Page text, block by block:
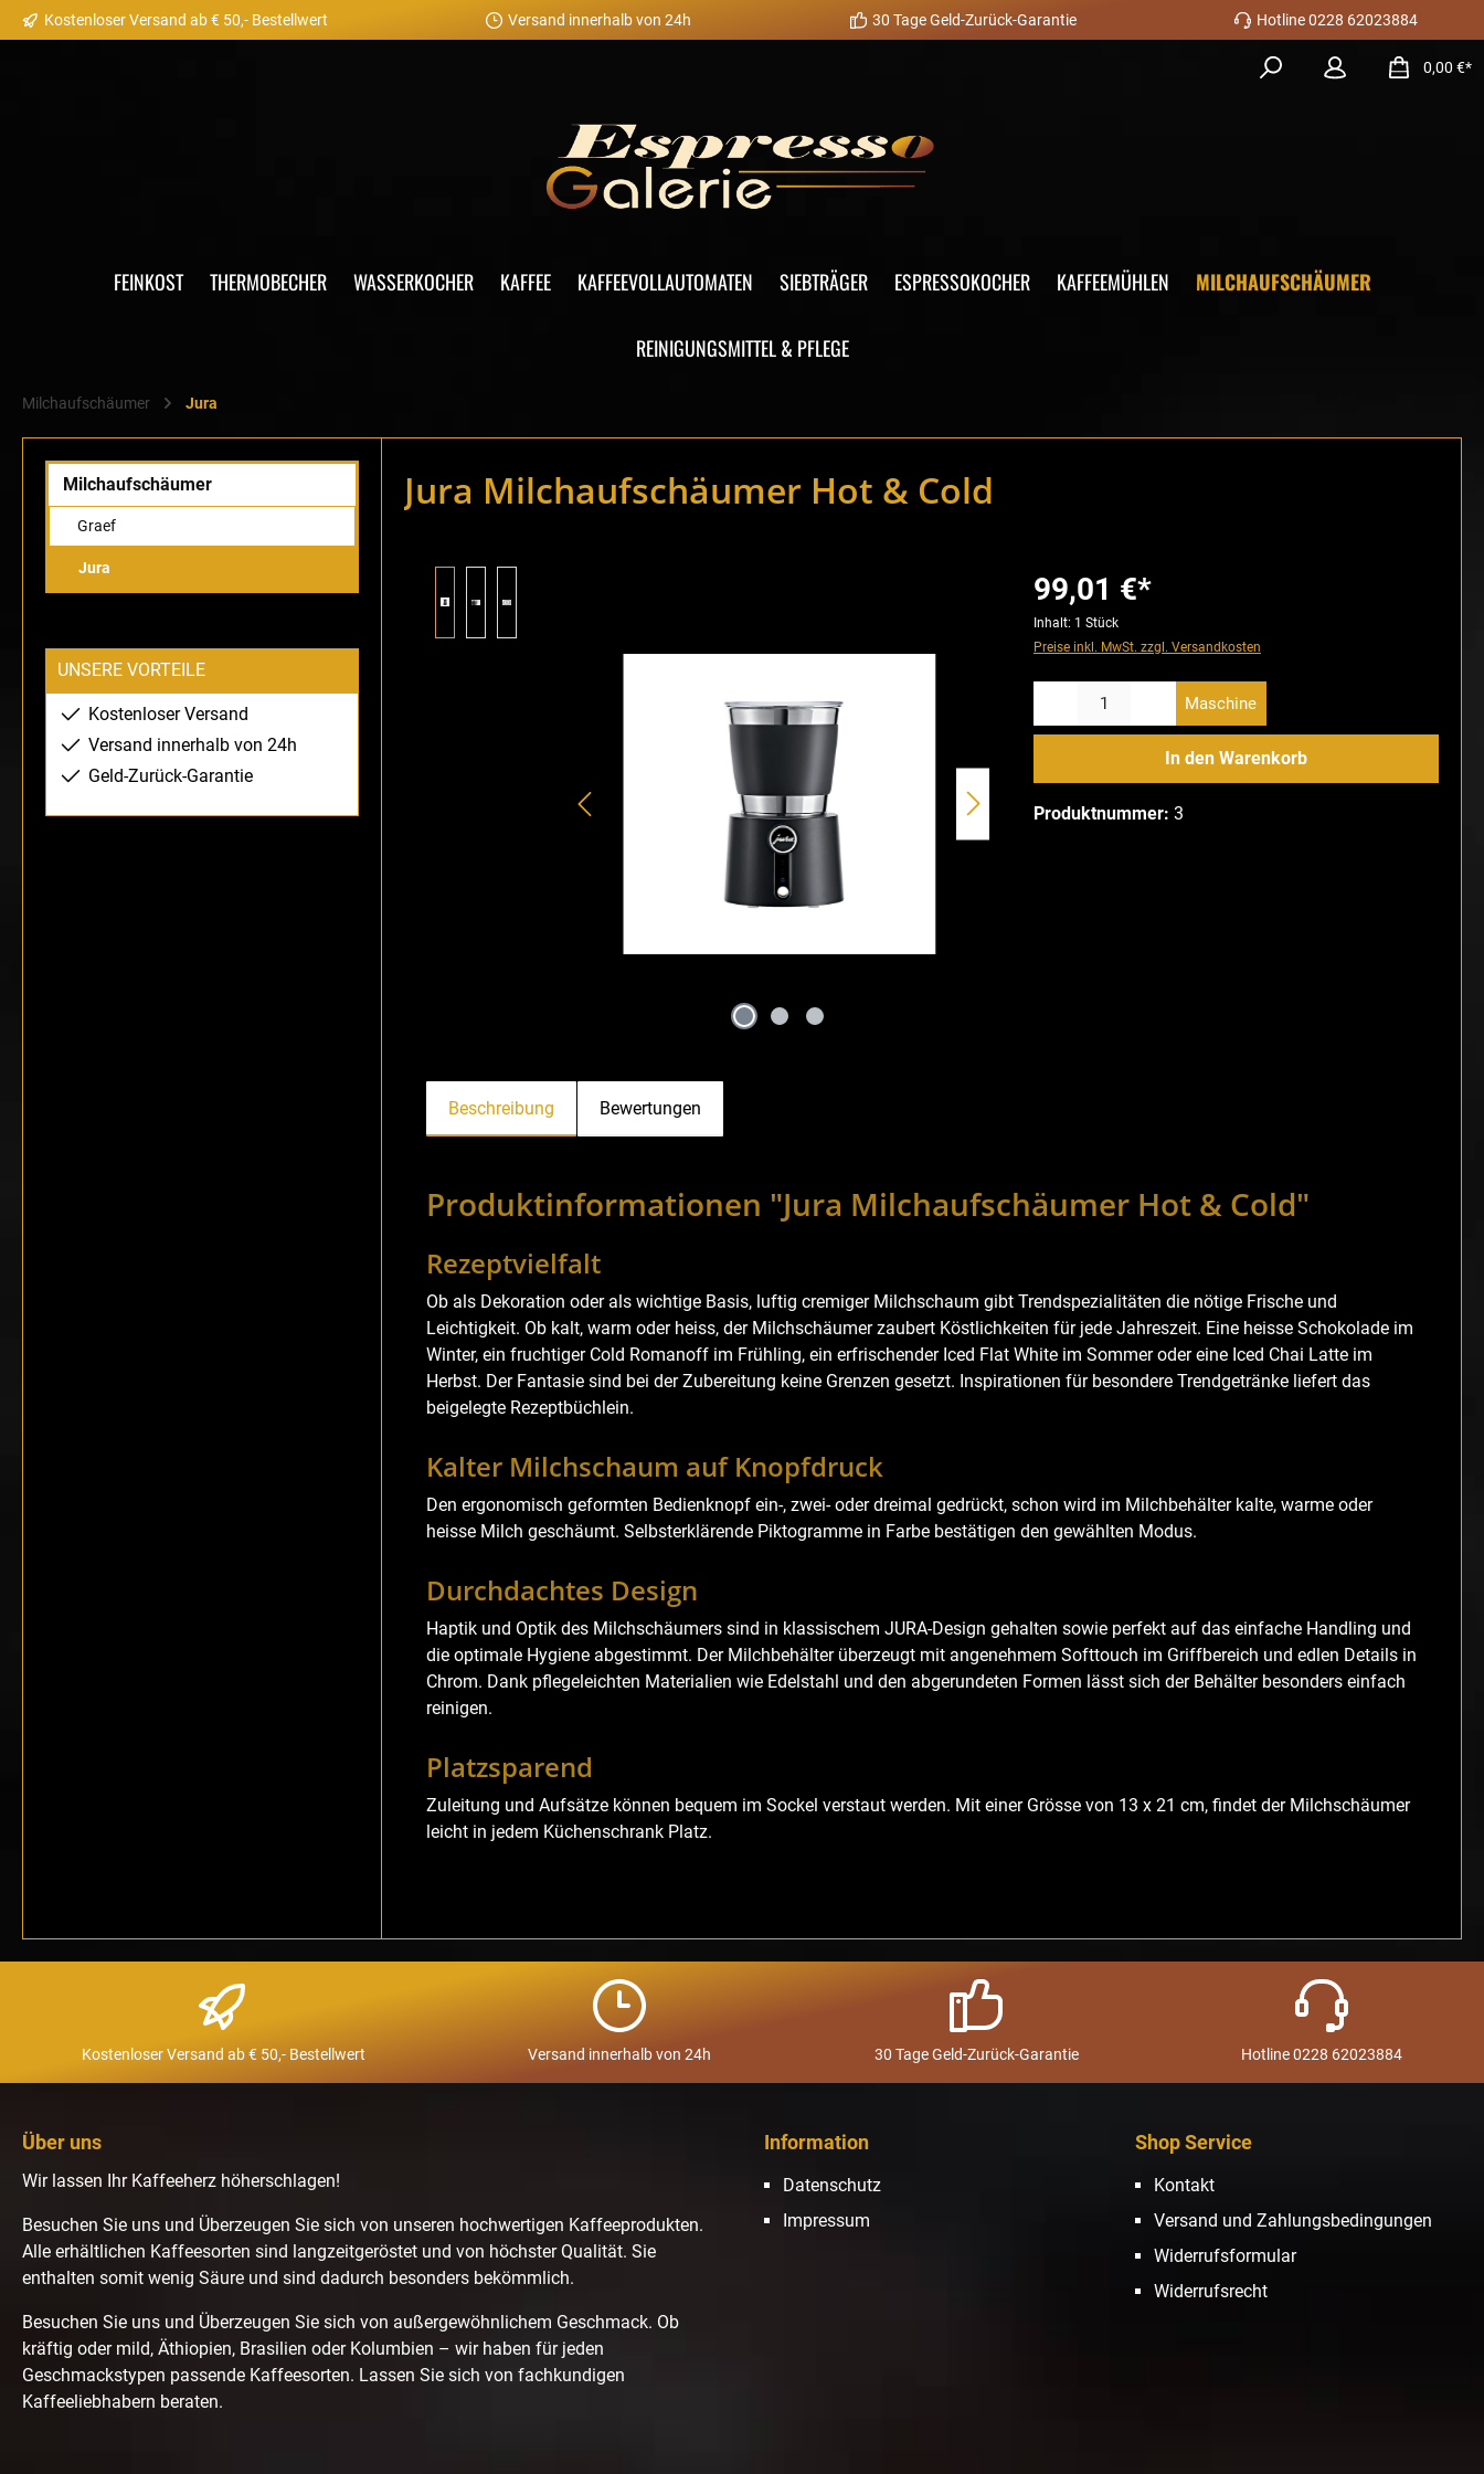
Zur Hauptnavigation springen
Kostenloser Versand ab € 50,- Bestellwert Versand innerhalb von 24h 30 Tage Geld-Zurück-Garantie Hotline 0228 62023884
0,00 €*
FEINKOST THERMOBECHER WASSERKOCHER KAFFEE KAFFEEVOLLAUTOMATEN SIEBTRÄGER ESPRESSOKOCHER KAFFEEMÜHLEN MILCHAUFSCHÄUMER
REINIGUNGSMITTEL & PFLEGE
Milchaufschäumer Jura
Milchaufschäumer
Graef
Jura
UNSERE VORTEILE
Kostenloser Versand
Versand innerhalb von 24h
Geld-Zurück-Garantie
Jura Milchaufschäumer Hot & Cold
99,01 €*
Inhalt: 1 Stück
Preise inkl. MwSt. zzgl. Versandkosten
Maschine
In den Warenkorb
Produktnummer: 3
Beschreibung Bewertungen
Produktinformationen "Jura Milchaufschäumer Hot & Cold"
Rezeptvielfalt
Ob als Dekoration oder als wichtige Basis, luftig cremiger Milchschaum gibt Trendspezialitäten die nötige Frische und
Leichtigkeit. Ob kalt, warm oder heiss, der Milchschäumer zaubert Köstlichkeiten für jede Jahreszeit. Eine heisse Schokolade im
Winter, ein fruchtiger Cold Romanoff im Frühling, ein erfrischender Iced Flat White im Sommer oder eine Iced Chai Latte im
Herbst. Der Fantasie sind bei der Zubereitung keine Grenzen gesetzt. Inspirationen für besondere Trendgetränke liefert das
beigelegte Rezeptbüchlein.
Kalter Milchschaum auf Knopfdruck
Den ergonomisch geformten Bedienknopf ein-, zwei- oder dreimal gedrückt, schon wird im Milchbehälter kalte, warme oder
heisse Milch geschäumt. Selbsterklärende Piktogramme in Farbe bestätigen den gewählten Modus.
Durchdachtes Design
Haptik und Optik des Milchschäumers sind in klassischem JURA-Design gehalten sowie perfekt auf das einfache Handling und
die optimale Hygiene abgestimmt. Der Milchbehälter überzeugt mit angenehmem Softtouch im Griffbereich und edlen Details in
Chrom. Dank pflegeleichten Materialien wie Edelstahl und den abgerundeten Formen lässt sich der Behälter besonders einfach
reinigen.
Platzsparend
Zuleitung und Aufsätze können bequem im Sockel verstaut werden. Mit einer Grösse von 13 x 21 cm, findet der Milchschäumer
leicht in jedem Küchenschrank Platz.
Kostenloser Versand ab € 50,- Bestellwert Versand innerhalb von 24h 30 Tage Geld-Zurück-Garantie Hotline 0228 62023884
Über uns
Wir lassen Ihr Kaffeeherz höherschlagen!
Besuchen Sie uns und Überzeugen Sie sich von unseren hochwertigen Kaffeeprodukten.
Alle erhältlichen Kaffeesorten sind langzeitgeröstet und von höchster Qualität. Sie
enthalten somit wenig Säure und sind dadurch besonders bekömmlich.
Besuchen Sie uns und Überzeugen Sie sich von außergewöhnlichem Geschmack. Ob
kräftig oder mild, Äthiopien, Brasilien oder Kolumbien – wir haben für jeden
Geschmackstypen passende Kaffeesorten. Lassen Sie sich von fachkundigen
Kaffeeliebhabern beraten.
Information
Datenschutz
Impressum
Shop Service
Kontakt
Versand und Zahlungsbedingungen
Widerrufsformular
Widerrufsrecht